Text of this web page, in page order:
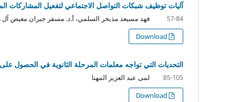
آليات توظيف شبكات التواصل الاجتماعي لتفعيل المشاركات
فهد مسيعد مذيخر السلمي، أ.د. مسفر جبران معيض آل
57-84
التحديات التي تواجه معلمات المرحلة الثانوية في الحصول
لمى عبد العزيز المهنا
85-105